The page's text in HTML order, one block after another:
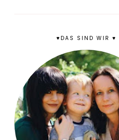
♥DAS SIND WIR ♥